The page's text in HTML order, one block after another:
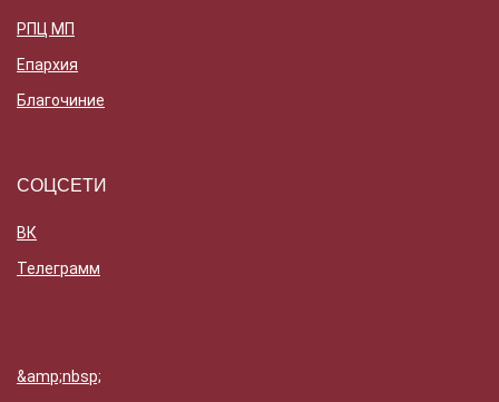
РПЦ МП
Епархия
Благочиние
СОЦСЕТИ
ВК
Телеграмм
&amp;nbsp;